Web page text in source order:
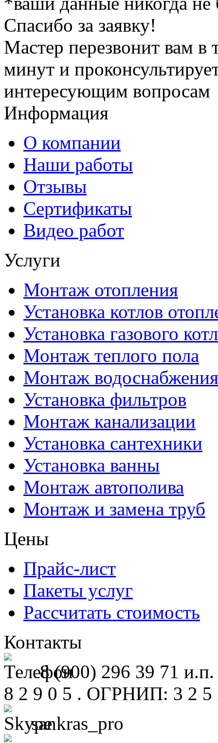
Спасибо за заявку!
Мастер перезвонит вам в
минут и
интересующим вопросам
Информация
О компании
Наши работы
Отзывы
Сертификаты
Видео работ
Услуги
Монтаж отопления
Установка котлов
Установка газового
Монтаж теплого пола
Монтаж водоснабжения
Установка фильтров
Монтаж канализации
Установка сантехники
Установка ванны
Монтаж автополива
Монтаж и замена труб
Цены
Прайс-лист
Пакеты услуг
Рассчитать стоимость
Контакты
8 (900) 296 39 71
8 2 9 0 5 . ОГРНИП: 3 2 5
sankras_pro